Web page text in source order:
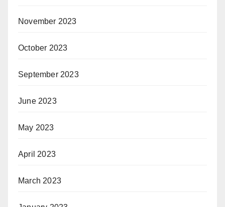
November 2023
October 2023
September 2023
June 2023
May 2023
April 2023
March 2023